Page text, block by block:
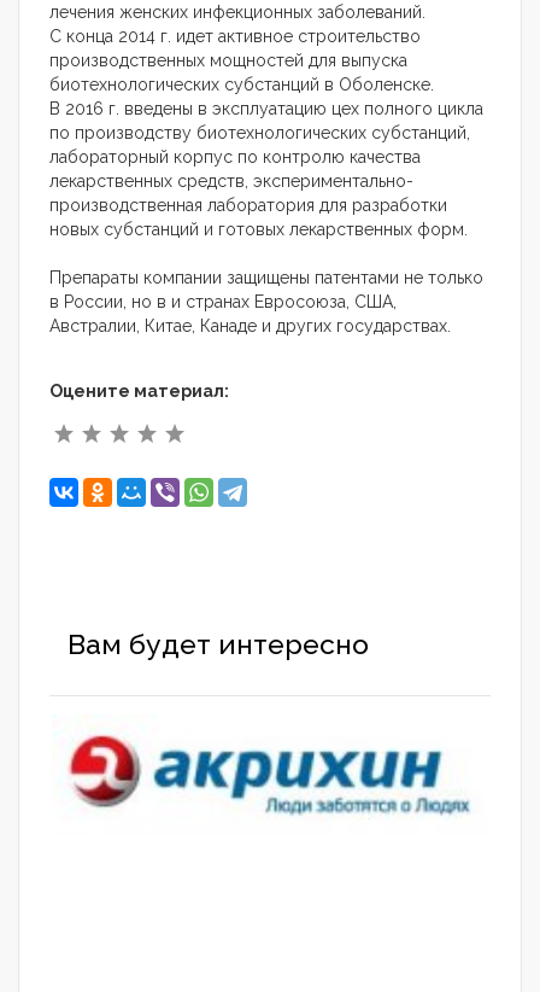
лечения женских инфекционных заболеваний.
С конца 2014 г. идет активное строительство
производственных мощностей для выпуска
биотехнологических субстанций в Оболенске.
В 2016 г. введены в эксплуатацию цех полного цикла
по производству биотехнологических субстанций,
лабораторный корпус по контролю качества
лекарственных средств, экспериментально-
производственная лаборатория для разработки
новых субстанций и готовых лекарственных форм.
Препараты компании защищены патентами не только
в России, но в и странах Евросоюза, США,
Австралии, Китае, Канаде и других государствах.
Оцените материал:
Вам будет интересно